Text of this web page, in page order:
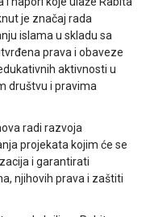
je značaj rada
islama u skladu sa
prava i obaveze
aktivnosti u
društvu i pravima
radi razvoja
projekata kojim će se
i garantirati
njihovih prava i zaštiti